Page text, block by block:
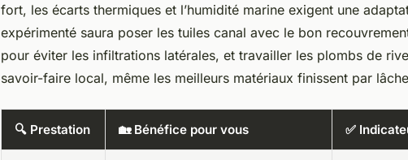
fort, les écarts thermiques et l’humidité marine exigent une
expérimenté saura poser les tuiles canal avec le bon
pour éviter les infiltrations latérales, et travailler les plombs de
savoir-faire local, même les meilleurs matériaux finissent par
🔍 Prestation 🏡 Bénéfice pour vous ✅